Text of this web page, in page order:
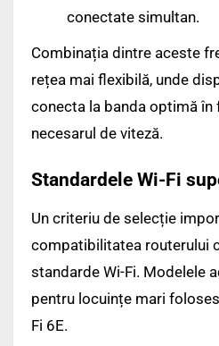
conectate simultan.
Combinația dintre aceste
rețea mai flexibilă, unde
conecta la banda optimă
necesarul de viteză.
Standardele Wi-Fi
Un criteriu de selecție
compatibilitatea routerului
standarde Wi-Fi. Modelele
pentru locuințe mari
Fi 6E.